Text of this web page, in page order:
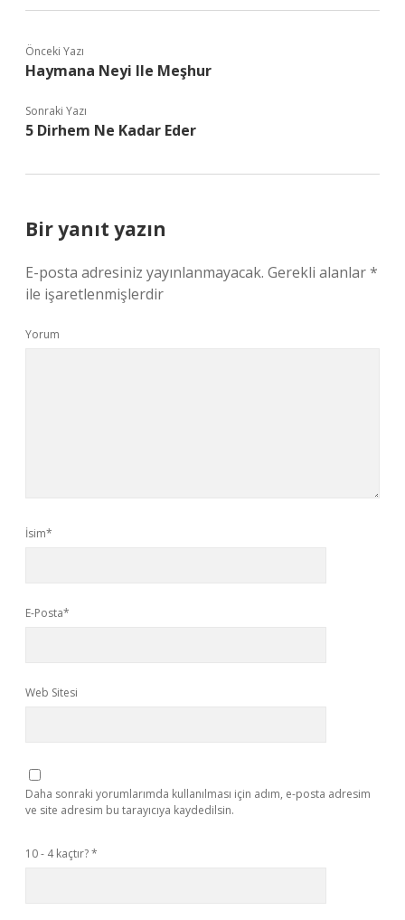
Önceki Yazı
Haymana Neyi Ile Meşhur
Sonraki Yazı
5 Dirhem Ne Kadar Eder
Bir yanıt yazın
E-posta adresiniz yayınlanmayacak. Gerekli alanlar*
ile işaretlenmişlerdir
Yorum
İsim*
E-Posta*
Web Sitesi
Daha sonraki yorumlarımda kullanılması için adım, e-posta adresim
ve site adresim bu tarayıcıya kaydedilsin.
10 - 4 kaçtır?*